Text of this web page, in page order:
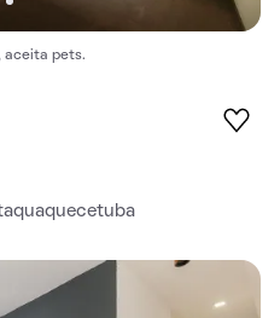
aceita pets.